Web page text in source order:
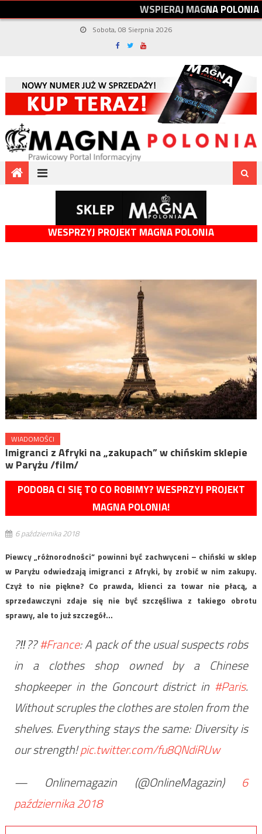
WSPIERAJMAGNAPOLONIA
Sobota, 08 Sierpnia 2026
WESPRZYJ PROJEKT MAGNA POLONIA
WIADOMOŚCI
Imigranci z Afryki na „zakupach” w chińskim sklepie
w Paryżu /film/
PODOBA CI SIĘ TO CO ROBIMY? WESPRZYJ PROJEKT
MAGNA POLONIA!
6 października 2018
Piewcy „różnorodności” powinni być zachwyceni – chiński w sklep
w Paryżu odwiedzają imigranci z Afryki, by zrobić w nim zakupy.
Czyż to nie piękne? Co prawda, klienci za towar nie płacą, a
sprzedawczyni zdaje się nie być szczęśliwa z takiego obrotu
sprawy, ale to już szczegół…
?‼??#France: A pack of the usual suspects robs
in a clothes shop owned by a Chinese
shopkeeper in the Goncourt district in #Paris.
Without scruples the clothes are stolen from the
shelves. Everything stays the same: Diversity is
our strength!pic.twitter.com/fu8QNdiRUw
— Onlinemagazin (@OnlineMagazin) 6
października 2018